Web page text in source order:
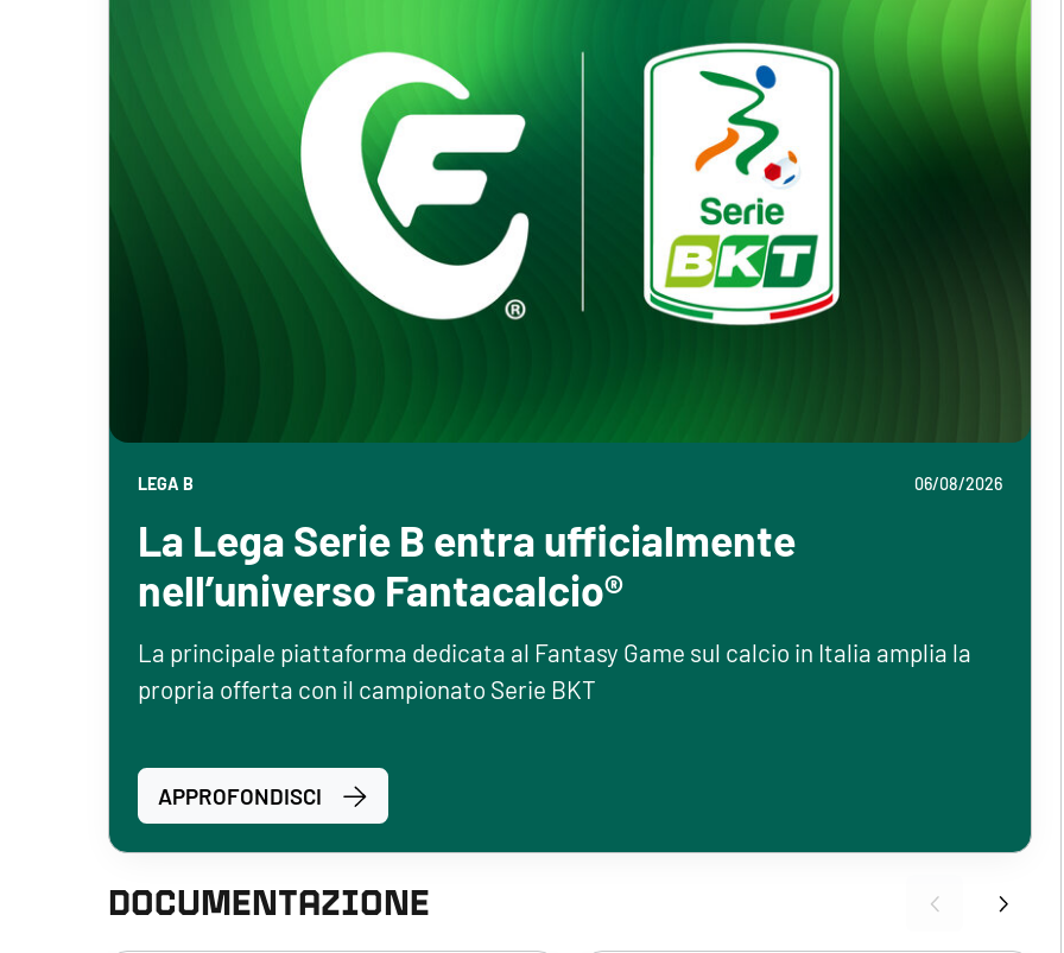
LEGA B 06/08/2026
La Lega Serie B entra ufficialmente
nell’universo Fantacalcio®
La principale piattaforma dedicata al Fantasy Game sul calcio in Italia amplia la
propria offerta con il campionato Serie BKT
APPROFONDISCI
DOCUMENTAZIONE